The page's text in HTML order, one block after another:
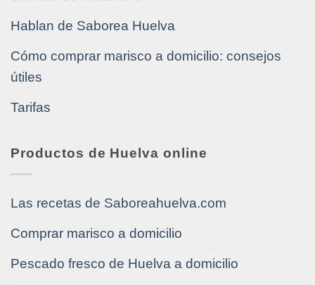
Hablan de Saborea Huelva
Cómo comprar marisco a domicilio: consejos
útiles
Tarifas
Productos de Huelva online
Las recetas de Saboreahuelva.com
Comprar marisco a domicilio
Pescado fresco de Huelva a domicilio